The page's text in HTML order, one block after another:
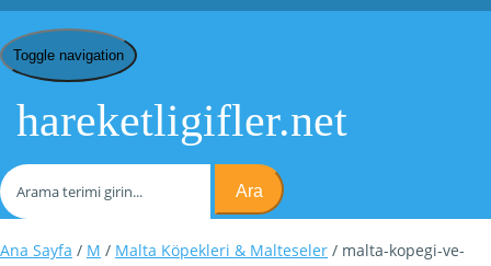
Toggle navigation
hareketligifler.net
Ara
Ana Sayfa / M / Malta Köpekleri & Malteseler / malta-kopegi-ve-